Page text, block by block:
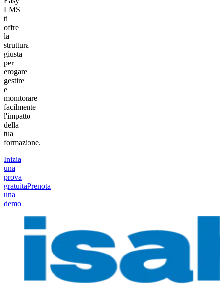
LMS
ti
offre
la
struttura
giusta
per
erogare,
gestire
e
monitorare
facilmente
l'impatto
della
tua
formazione.
Inizia
una
prova
gratuitaPrenota
una
demo